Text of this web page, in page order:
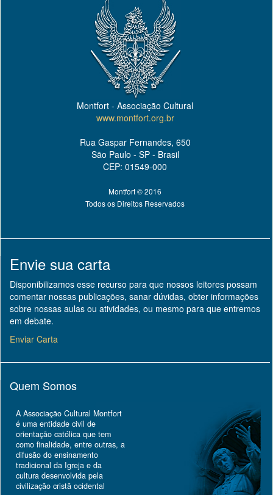
Montfort - Associação Cultural
www.montfort.org.br
Rua Gaspar Fernandes, 650
São Paulo - SP - Brasil
CEP: 01549-000
Montfort © 2016
Todos os Direitos Reservados
Envie sua carta
Disponibilizamos esse recurso para que nossos leitores possam
comentar nossas publicações, sanar dúvidas, obter informações
sobre nossas aulas ou atividades, ou mesmo para que entremos
em debate.
Enviar Carta
Quem Somos
A Associação Cultural Montfort
é uma entidade civil de
orientação católica que tem
como finalidade, entre outras, a
difusão do ensinamento
tradicional da Igreja e da
cultura desenvolvida pela
civilização cristã ocidental